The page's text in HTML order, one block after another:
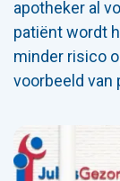
apotheker al
patiënt wordt
minder risico
voorbeeld van